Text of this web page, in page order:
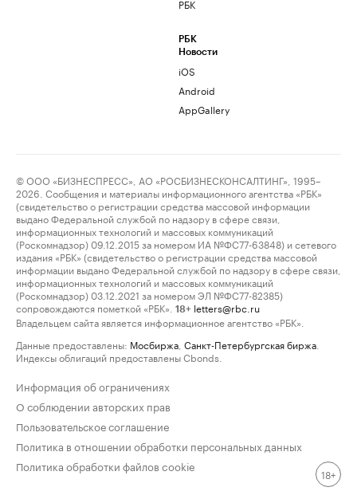
РБК
РБК
Новости
iOS
Android
AppGallery
© ООО «БИЗНЕСПРЕСС», АО «РОСБИЗНЕСКОНСАЛТИНГ», 1995–
2026. Сообщения и материалы информационного агентства «РБК»
(свидетельство о регистрации средства массовой информации
выдано Федеральной службой по надзору в сфере связи,
информационных технологий и массовых коммуникаций
(Роскомнадзор) 09.12.2015 за номером ИА №ФС77-63848) и сетевого
издания «РБК» (свидетельство о регистрации средства массовой
информации выдано Федеральной службой по надзору в сфере связи,
информационных технологий и массовых коммуникаций
(Роскомнадзор) 03.12.2021 за номером ЭЛ №ФС77-82385)
сопровождаются пометкой «РБК».
18+ letters@rbc.ru
Владельцем сайта является информационное агентство «РБК».
Данные предоставлены: Мосбиржа Санкт-Петербургская биржа
Индексы облигаций предоставлены Cbonds.
Информация об ограничениях
О соблюдении авторских прав
Пользовательское соглашение
Политика в отношении обработки персональных данных
Политика обработки файлов cookie
18+